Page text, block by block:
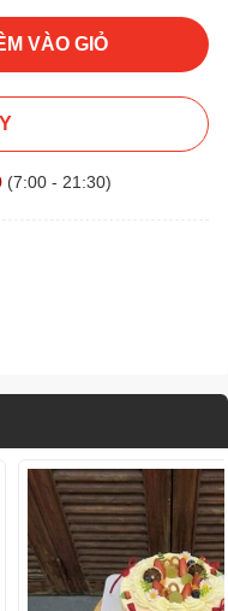
VÀO GIỎ
(7:00 - 21:30)